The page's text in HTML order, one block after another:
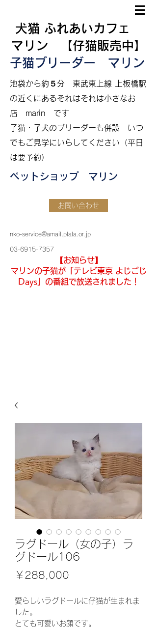
犬猫 ふれあいカフェ
マリン 【仔猫販売中】
子猫ブリーダー マリン
​池袋から約５分 東武東上線 上板橋駅
の近くにあるそれはそれは小さなお
店 marin です
​子猫・子犬のブリーダーも併設 いつ
でもご見学にいらしてください（平日
は要予約）
ペットショップ マリン
お問い合わせ
nko-service@amail.plala.or.jp
03-6915-7357
【お知らせ】
マリンの子猫が「テレビ東京 よじごじ
Days」の番組で放送されました！
ラグドール（女の子）ラ
グドール106
￥288,000
愛らしいラグドールに仔猫が生まれま
した。
とても可愛いお顔です。